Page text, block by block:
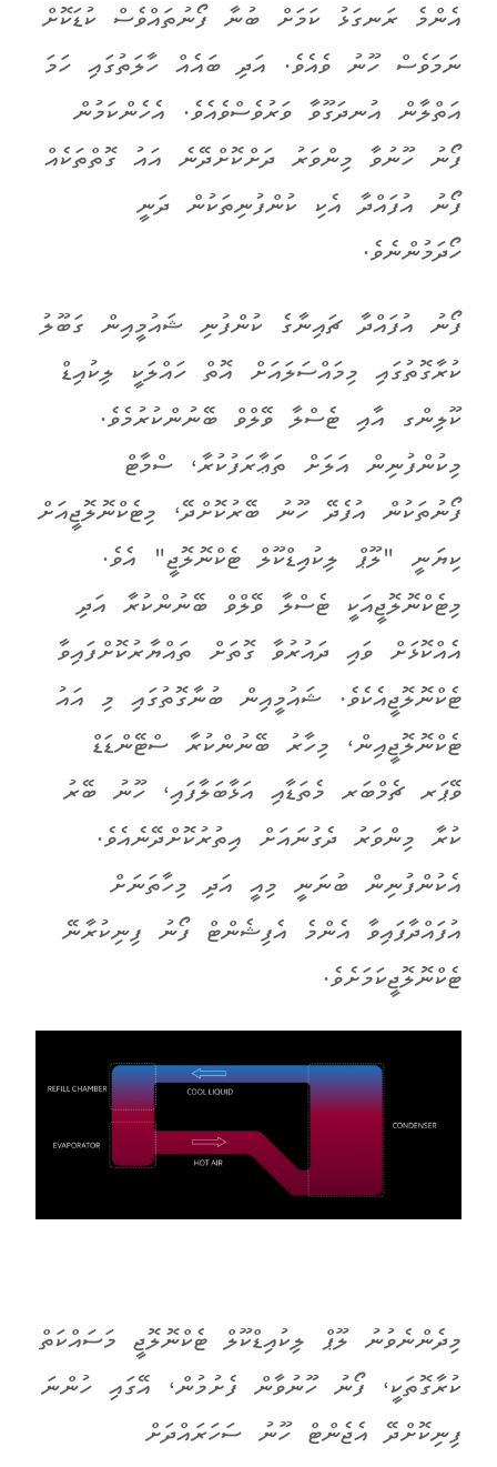
އެންމެ ރަނގަޅު ކަމަށް ބުނާ ފޯނުތައްވެސް ކުޑަކޮށް
ނަމަވެސް ހޫނު ވެއެވެ. އަދި ބައެއް ހާލަތުގައި ހަމަ
އަތްލާން އުނދަގޫވާ ވަރުވެސްވެއެވެ. އެހެންކަމުން
ފޯނު ހޫނުވާ މިންވަރު ދަށްކޮށްދޭނެ އައު ގޮތްތަކެއް
ފޯނު އުފައްދާ އެކި ކުންފުނިތަކުން ދަނީ
ހޯދަމުންނެވެ.
ފޯނު އުފައްދާ ޗައިނާގެ ކުންފުނި ޝައުމީއިން ގަބޫލު
ކުރާގޮތުގައި މިމައްސަލައަށް އޮތް ހައްލަކީ ލިކުއިޑް
ކޫލިންގ އާއި ޓެސްލާ ވޭލްވް ބޭނުންކުރުމެވެ.
މިކުންފުނިން އަލަށް ތަޢާރަފުކުރާ، ސްމާޓް
ފޯނުތަކުން އުފެދޭ ހޫނު ބޭރުކޮށްދޭ، މިޓެކްނޮލޮޖީއަށް
ކިޔަނީ "ލޫޕް ލިކުއިޑްކޫލް ޓެކްނޮލޮޖީ" އެވެ.
މިޓެކްނޮލޮޖީއަކީ ޓެސްލާ ވޭލްވް ބޭނުންކުރާ އަދި
އެއްކޮޅަށް ވައި ދައުރުވާ ގޮތަށް ތައްޔާރުކޮށްފައިވާ
ޓެކްނޮލޮޖީއެކެވެ. ޝައުމީއިން ބުނާގޮތުގައި މި އައު
ޓެކްނޮލޮޖީއިން، މިހާރު ބޭނުންކުރާ ސްޓޭންޑަޑް
ވޭޕަރ ޗެމްބަރ މެތަޑާއި އަޅާބަލާފައި، ހޫނު ބޭރު
ކުރާ މިންވަރު ދެގުނައަށް އިތުރުކޮށްދޭނެއެވެ.
އެކުންފުނިން ބުނަނީ މިއީ އަދި މިހާތަނަށް
އުފައްދާފައިވާ އެންމެ އެފިޝެންޓް ފޯނު ފިނިކުރާނޭ
ޓެކްނޮލޮޖީކަމަށެވެ.
މިދެންނެވުނު ލޫޕް ލިކުއިޑްކޫލް ޓެކްނޮލޮޖީ މަސައްކަތް
ކުރާގޮތަކީ، ފޯނު ހޫނުވާން ފެށުމުން، އޭގައި ހުންނަ
ފިނިކޮށްދޭ އެޖެންޓް ހޫނު ސަހަރައްދަށް